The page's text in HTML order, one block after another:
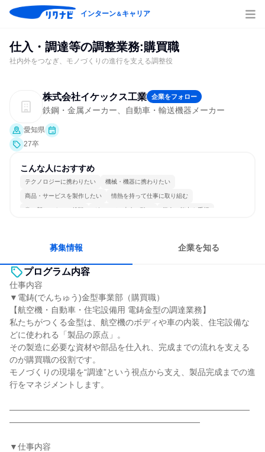
インターン＆キャリア
仕入・調達等の調整業務:購買職
社内外をつなぎ、モノづくりの進行を支える調整役
株式会社イケックス工業 企業をフォロー
鉄鋼・金属メーカー、自動車・輸送機器メーカー
愛知県
27卒
こんな人におすすめ
テクノロジーに携わりたい 機械・機器に携わりたい
商品・サービスを製作したい 情熱を持って仕事に取り組む
常に新しいものに挑戦 グローバル志向が強い 個人の能力を重視
募集情報 企業を知る
プログラム内容
仕事内容
▼電鋳(でんちゅう)金型事業部（購買職）
【航空機・自動車・住宅設備用 電鋳金型の調達業務】
私たちがつくる金型は、航空機のボディや車の内装、住宅設備な
どに使われる「製品の原点」。
その製造に必要な資材や部品を仕入れ、完成までの流れを支える
のが購買職の役割です。
モノづくりの現場を“調達”という視点から支え、製品完成までの進
行をマネジメントします。
―――――――――――――――――――――――――――――
―――――――――――――――――――――――
▼仕事内容